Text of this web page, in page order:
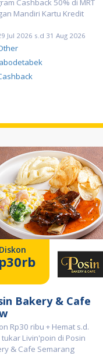
Cashback 50% di MRT
Mandiri Kartu Kredit
Jul 2026 s.d 31 Aug 2026
Diskon
Bakery & Cafe
Rp30 ribu + Hemat s.d.
Livin'poin di Posin
& Cafe Semarang